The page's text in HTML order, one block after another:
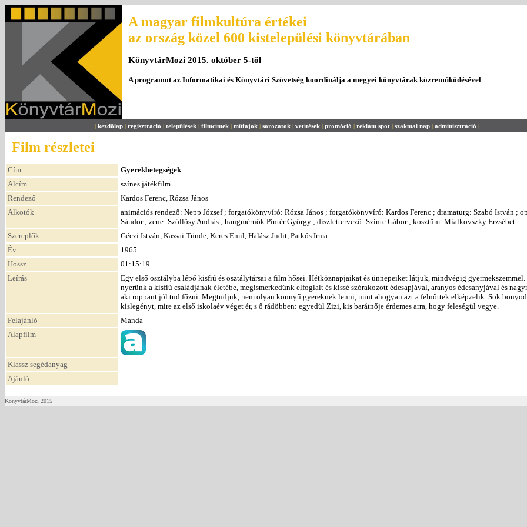
A magyar filmkultúra értékei
az ország közel 600 kistelepülési könyvtárában
KönyvtárMozi 2015. október 5-től
A programot az Informatikai és Könyvtári Szövetség koordinálja a megyei könyvtárak közreműködésével
| kezdőlap | regisztráció | települések | filmcímek | műfajok | sorozatok | vetítések | promóció | reklám spot | szakmai nap | adminisztráció |
Film részletei
Cím
Gyerekbetegségek
Alcím
színes játékfilm
Rendező
Kardos Ferenc, Rózsa János
Alkotók
animációs rendező: Nepp József ; forgatókönyvíró: Rózsa János ; forgatókönyvíró: Kardos Ferenc ; dramaturg: Szabó István ;
Sándor ; zene: Szőllősy András ; hangmérnök Pintér György ; díszlettervező: Szinte Gábor ; kosztüm: Mialkovszky Erzsébet
Szereplők
Géczi István, Kassai Tünde, Keres Emil, Halász Judit, Patkós Irma
Év
1965
Hossz
01:15:19
Leírás
Egy első osztályba lépő kisfiú és osztálytársai a film hősei. Hétköznapjaikat és ünnepeiket látjuk, mindvégig
nyerünk a kisfiú családjának életébe, megismerkedünk elfoglalt és kissé szórakozott édesapjával, aranyos édesanyjával és
aki roppant jól tud főzni. Megtudjuk, nem olyan könnyű gyereknek lenni, mint ahogyan azt a felnőttek elképzelik. Sok
kislegényt, mire az első iskolaév véget ér, s ő rádöbben: egyedül Zizi, kis barátnője érdemes arra, hogy feleségül vegye.
Felajánló
Manda
Alapfilm
Klassz segédanyag
Ajánló
KönyvtárMozi 2015